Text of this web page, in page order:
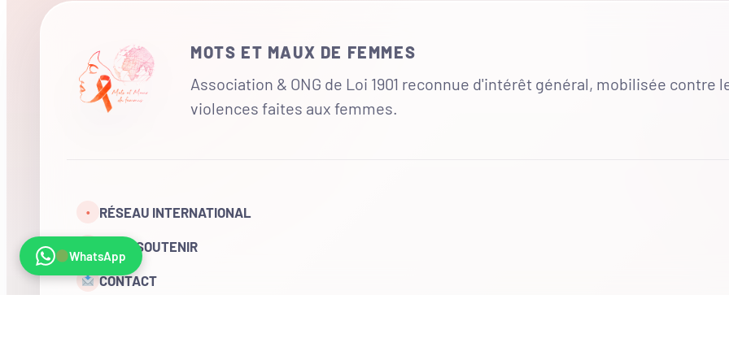
MOTS ET MAUX DE FEMMES
Association & ONG de Loi 1901 reconnue d'intérêt général, mobilisée contre
violences faites aux femmes.
• RÉSEAU INTERNATIONAL
NOUS SOUTENIR
CONTACT
WhatsApp